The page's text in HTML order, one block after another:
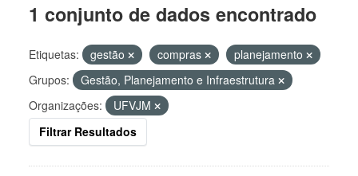
1 conjunto de dados encontrado
Etiquetas: gestão compras
planejamento
Grupos:
Gestão, Planejamento e Infraestrutura
Organizações:
UFVJM
Filtrar Resultados